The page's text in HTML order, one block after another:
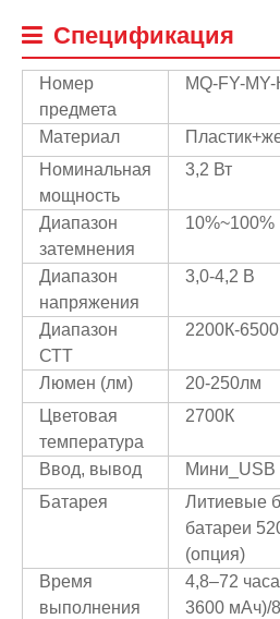
Спецификация
Номер
предмета
MQ-FY-
Материал
Номинальная
мощность
3,2 Вт
Диапазон
затемнения
10%~100%
Диапазон
напряжения
3,0-4,2 В
Диапазон
СТТ
2200К-
Люмен (лм)
20-250лм
Цветовая
температура
2700К
Ввод, вывод
Мини_USB
Батарея
Литиевые
батареи
(опция)
Время
выполнения
4,8–72
3600 мАч)/